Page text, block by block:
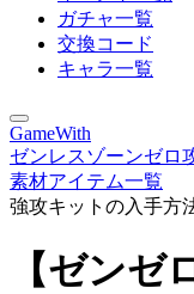
ガチャ一覧
交換コード
キャラ一覧
GameWith
ゼンレスゾーンゼロ
素材アイテム一覧
強攻キットの入手方
【ゼンゼ